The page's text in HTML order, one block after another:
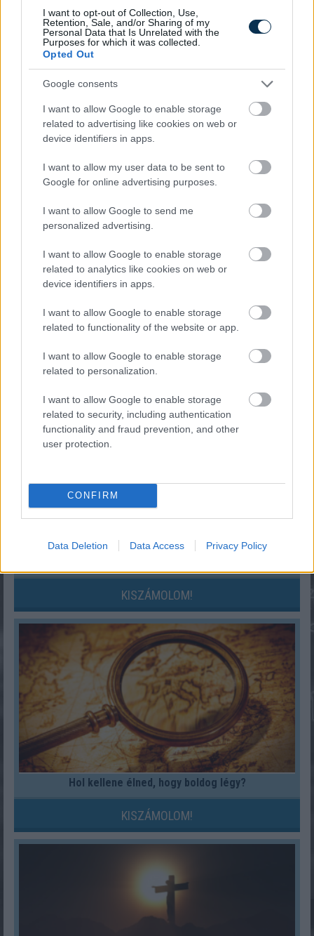
I want to opt-out of Collection, Use,
Retention, Sale, and/or Sharing of my
Personal Data that Is Unrelated with the
Purposes for which it was collected.
Opted Out
Google consents
I want to allow Google to enable storage
related to advertising like cookies on web or
device identifiers in apps.
I want to allow my user data to be sent to
Google for online advertising purposes.
I want to allow Google to send me
personalized advertising.
I want to allow Google to enable storage
related to analytics like cookies on web or
device identifiers in apps.
I want to allow Google to enable storage
related to functionality of the website or app.
I want to allow Google to enable storage
related to personalization.
I want to allow Google to enable storage
related to security, including authentication
functionality and fraud prevention, and other
user protection.
CONFIRM
Data Deletion Data Access Privacy Policy
Fenntarthatóbb nyaralás külföldön: hét egyszerű
szokás, amellyel a magyar utazók csökkenthetik
környezeti lábnyomukat
És ezeket kiszámoltad már?
KISZÁMOLOM!
Hol kellene élned, hogy boldog légy?
KISZÁMOLOM!